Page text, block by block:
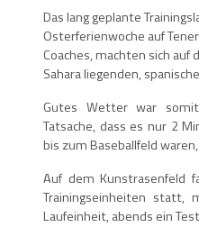
Das lang geplante
Osterferienwoche auf
Coaches, machten sich auf
Sahara liegenden,
Gutes Wetter war
Tatsache, dass es nur 2
bis zum Baseballfeld
Auf dem Kunstrasenfeld
Trainingseinheiten statt,
Laufeinheit, abends ein